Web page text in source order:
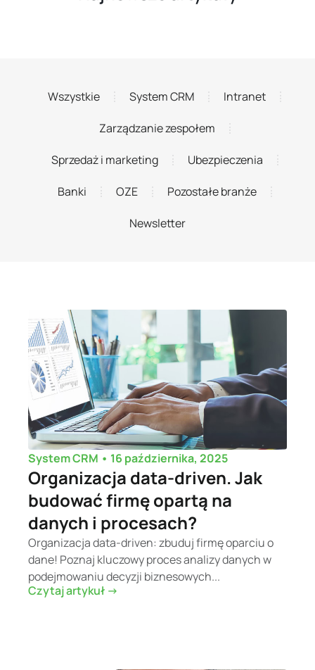
Wszystkie System CRM Intranet
Zarządzanie zespołem
Sprzedaż i marketing Ubezpieczenia
Banki OZE Pozostałe branże
Newsletter
System CRM • 16 października, 2025
Organizacja data-driven. Jak
budować firmę opartą na
danych i procesach?
Organizacja data-driven: zbuduj firmę oparciu o
dane! Poznaj kluczowy proces analizy danych w
podejmowaniu decyzji biznesowych...
Czytaj artykuł ->